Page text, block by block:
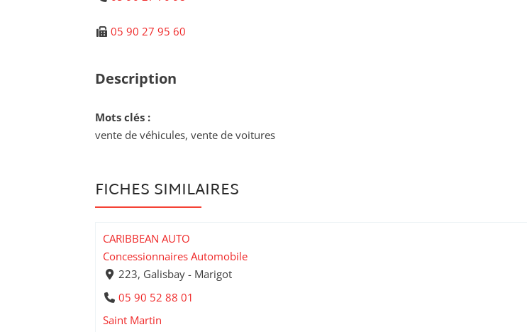
05 90 27 95 60
Description
Mots clés :
vente de véhicules, vente de voitures
FICHES SIMILAIRES
CARIBBEAN AUTO
Concessionnaires Automobile
223, Galisbay - Marigot
05 90 52 88 01
Saint Martin